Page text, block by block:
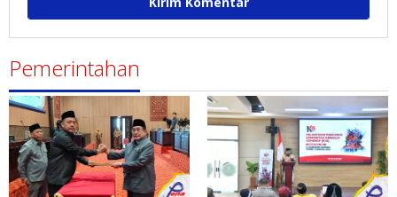
Pemerintahan